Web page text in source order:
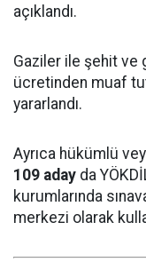
açıklandı.
Gaziler ile şehit ve
ücretinden muaf
yararlandı.
Ayrıca hükümlü
109 aday da
kurumlarında
merkezi olarak